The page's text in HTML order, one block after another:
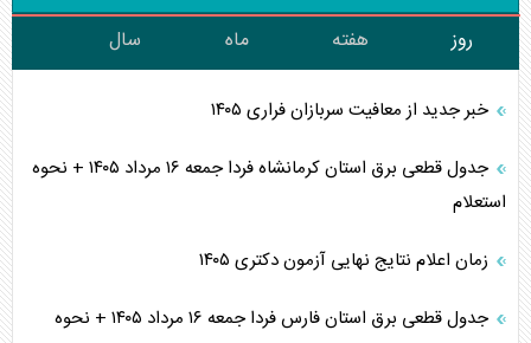
روز هفته ماه سال
خبر جدید از معافیت سربازان فراری ۱۴۰۵
جدول قطعی برق استان کرمانشاه فردا جمعه ۱۶ مرداد ۱۴۰۵ + نحوه
استعلام
زمان اعلام نتایج نهایی آزمون دکتری ۱۴۰۵
جدول قطعی برق استان فارس فردا جمعه ۱۶ مرداد ۱۴۰۵ + نحوه